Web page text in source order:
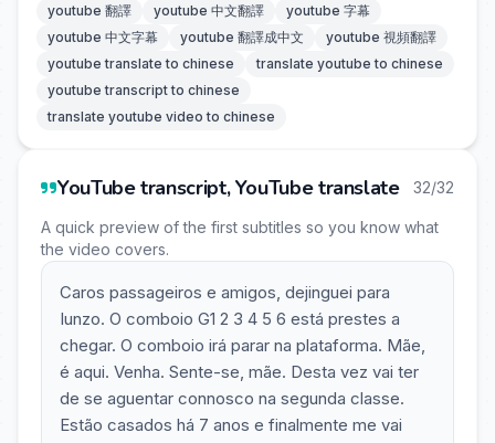
youtube 翻譯 youtube 中文翻譯
youtube 字幕
youtube 中文字幕
youtube 翻譯成中文
youtube 視頻翻譯
youtube translate to chinese
translate youtube to chinese
youtube transcript to chinese
translate youtube video to chinese
YouTube transcript, YouTube translate 32/32
A quick preview of the first subtitles so you know what
the video covers.
Caros passageiros e amigos, dejinguei para
Iunzo. O comboio G1 2 3 4 5 6 está prestes a
chegar. O comboio irá parar na plataforma. Mãe,
é aqui. Venha. Sente-se, mãe. Desta vez vai ter
de se aguentar connosco na segunda classe.
Estão casados há 7 anos e finalmente me vai